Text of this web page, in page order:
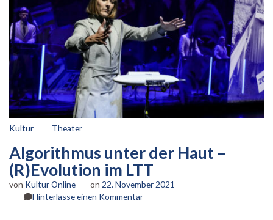
Kultur Theater
Algorithmus unter der Haut –
(R)Evolution im LTT
von Kultur Online on 22. November 2021
Hinterlasse einen Kommentarzu